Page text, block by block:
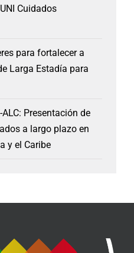
Cuidados
para fortalecer a
Larga Estadía para
Presentación de
a largo plazo en
y el Caribe